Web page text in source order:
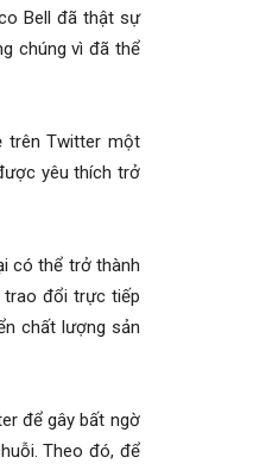
Bell đã thật sự
chúng vì đã thể
trên Twitter một
yêu thích trở
có thể trở thành
trao đổi trực tiếp
chất lượng sản
để gây bất ngờ
Theo đó, để